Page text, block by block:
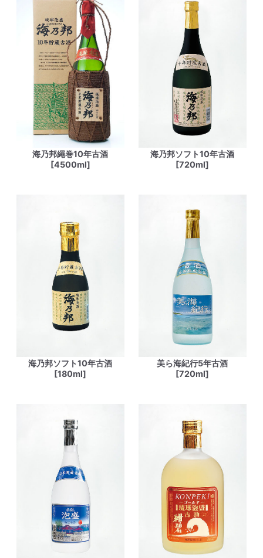
海乃邦繩巻10年古酒
[4500ml]
海乃邦ソフト10年古酒
[720ml]
海乃邦ソフト10年古酒
[180ml]
美ら海紀行5年古酒
[720ml]